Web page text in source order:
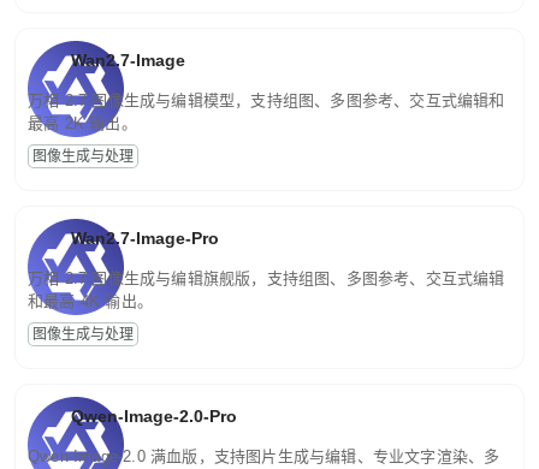
Wan2.7-Image
万相 2.7 图像生成与编辑模型，支持组图、多图参考、交互式编辑和
最高 2K 输出。
图像生成与处理
Wan2.7-Image-Pro
万相 2.7 图像生成与编辑旗舰版，支持组图、多图参考、交互式编辑
和最高 4K 输出。
图像生成与处理
Qwen-Image-2.0-Pro
Qwen-Image-2.0 满血版，支持图片生成与编辑、专业文字渲染、多